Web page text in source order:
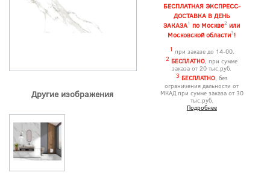
Другие изображения
БЕСПЛАТНАЯ ЭКСПРЕСС-
ДОСТАВКА В ДЕНЬ
ЗАКАЗА1 по Москве2 или
Московской области3!
1 при заказе до 14-00.
2 БЕСПЛАТНО, при сумме
заказа от 20 тыс.руб.
3 БЕСПЛАТНО, без
ограничения дальности от
МКАД при сумме заказа от 30
тыс.руб.
Подробнее